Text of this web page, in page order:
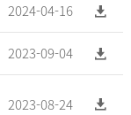
2024-04-16
2023-09-04
2023-08-24